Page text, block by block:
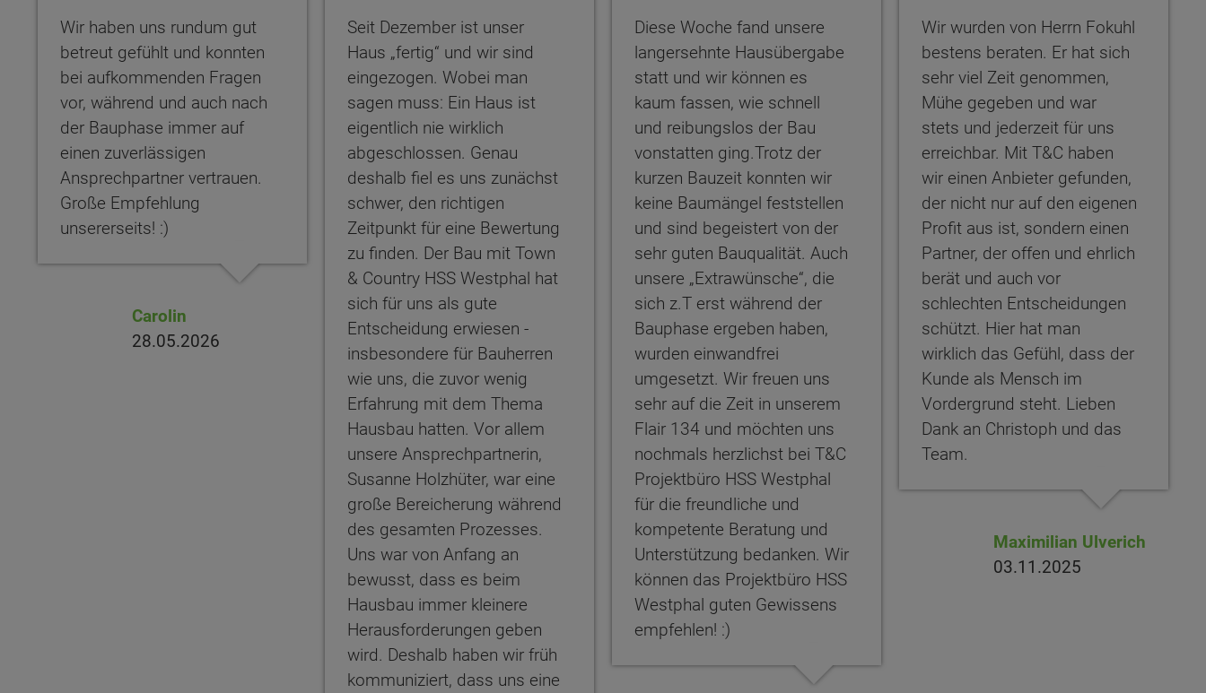
Wir haben uns rundum gut
betreut gefühlt und konnten
bei aufkommenden Fragen
vor, während und auch nach
der Bauphase immer auf
einen zuverlässigen
Ansprechpartner vertrauen.
Große Empfehlung
unsererseits! :)
Carolin
28.05.2026
Seit Dezember ist unser
Haus „fertig“ und wir sind
eingezogen. Wobei man
sagen muss: Ein Haus ist
eigentlich nie wirklich
abgeschlossen. Genau
deshalb fiel es uns zunächst
schwer, den richtigen
Zeitpunkt für eine Bewertung
zu finden. Der Bau mit Town
& Country HSS Westphal hat
sich für uns als gute
Entscheidung erwiesen -
insbesondere für Bauherren
wie uns, die zuvor wenig
Erfahrung mit dem Thema
Hausbau hatten. Vor allem
unsere Ansprechpartnerin,
Susanne Holzhüter, war eine
große Bereicherung während
des gesamten Prozesses.
Uns war von Anfang an
bewusst, dass es beim
Hausbau immer kleinere
Herausforderungen geben
wird. Deshalb haben wir früh
kommuniziert, dass uns eine
Diese Woche fand unsere
langersehnte Hausübergabe
statt und wir können es
kaum fassen, wie schnell
und reibungslos der Bau
vonstatten ging.Trotz der
kurzen Bauzeit konnten wir
keine Baumängel feststellen
und sind begeistert von der
sehr guten Bauqualität. Auch
unsere „Extrawünsche“, die
sich z.T erst während der
Bauphase ergeben haben,
wurden einwandfrei
umgesetzt. Wir freuen uns
sehr auf die Zeit in unserem
Flair 134 und möchten uns
nochmals herzlichst bei T&C
Projektbüro HSS Westphal
für die freundliche und
kompetente Beratung und
Unterstützung bedanken. Wir
können das Projektbüro HSS
Westphal guten Gewissens
empfehlen! :)
Wir wurden von Herrn Fokuhl
bestens beraten. Er hat sich
sehr viel Zeit genommen,
Mühe gegeben und war
stets und jederzeit für uns
erreichbar. Mit T&C haben
wir einen Anbieter gefunden,
der nicht nur auf den eigenen
Profit aus ist, sondern einen
Partner, der offen und ehrlich
berät und auch vor
schlechten Entscheidungen
schützt. Hier hat man
wirklich das Gefühl, dass der
Kunde als Mensch im
Vordergrund steht. Lieben
Dank an Christoph und das
Team.
Maximilian Ulverich
03.11.2025
Wonach möchten Sie suchen?